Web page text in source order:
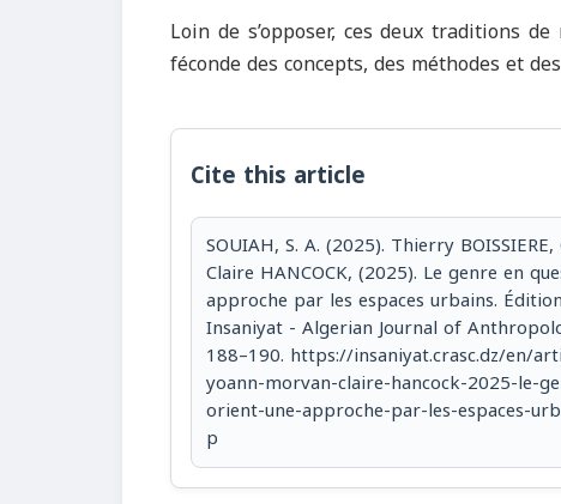
Loin de s’opposer, ces deux traditions
féconde des concepts, des méthodes et
Cite this article
SOUIAH, S. A. (2025). Thierry
Claire HANCOCK, (2025). Le genre en
approche par les espaces urbains.
Insaniyat - Algerian Journal of
188–190. https://insaniyat.crasc.dz/en/
yoann-morvan-claire-hancock-2025-le-
orient-une-approche-par-les-espaces-
p